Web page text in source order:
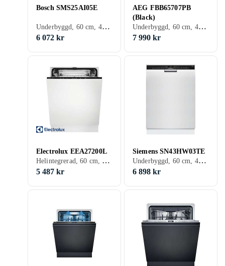
Bosch SMS25AI05E
Underbyggd, 60 cm, 48 dB, E
6 072 kr
AEG FBB65707PB
(Black)
Underbyggd, 60 cm, 42 dB, B
7 990 kr
Electrolux EEA27200L
Helintegrerad, 60 cm, 46 dB, E
5 487 kr
Siemens SN43HW03TE
Underbyggd, 60 cm, 46 dB, C
6 898 kr